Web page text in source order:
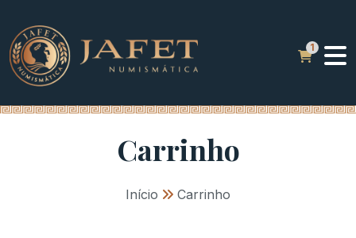
Carrinho
Início » Carrinho